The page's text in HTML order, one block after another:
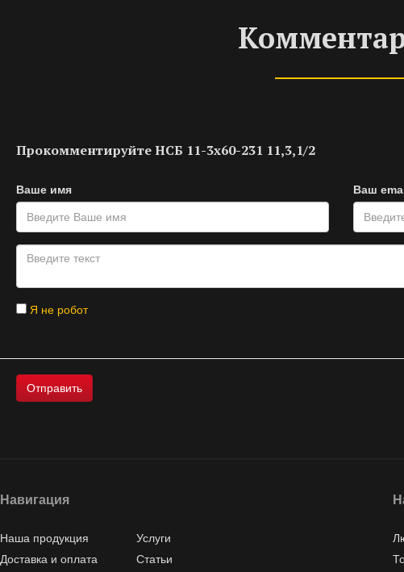
Прокомментируйте НСБ 11-3х60-231 11,3,1/2
Ваше имя Ваш
Я не робот
Навигация
Наша продукция
Услуги
Доставка и оплата
Статьи